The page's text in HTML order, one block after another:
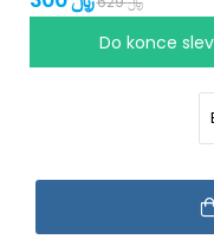
Do konce